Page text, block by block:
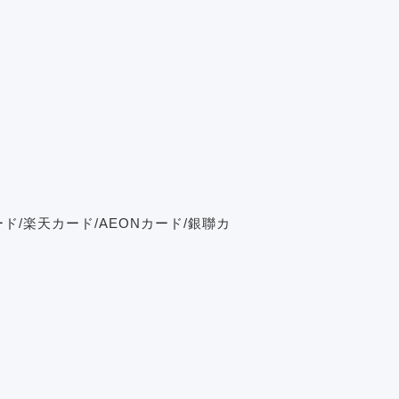
/楽天カード/AEONカード/銀聯カ